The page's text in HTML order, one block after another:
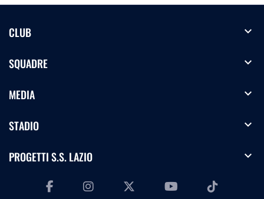
CLUB expand_more
SQUADRE expand_more
MEDIA expand_more
STADIO expand_more
PROGETTI S.S. LAZIO expand_more